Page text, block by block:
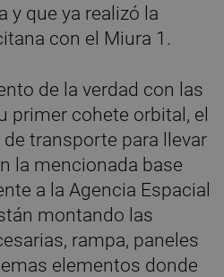
y que ya realizó la
con el Miura 1.
de la verdad con las
primer cohete orbital, el
transporte para llevar
la mencionada base
a la Agencia Espacial
montando las
rampa, paneles
elementos donde